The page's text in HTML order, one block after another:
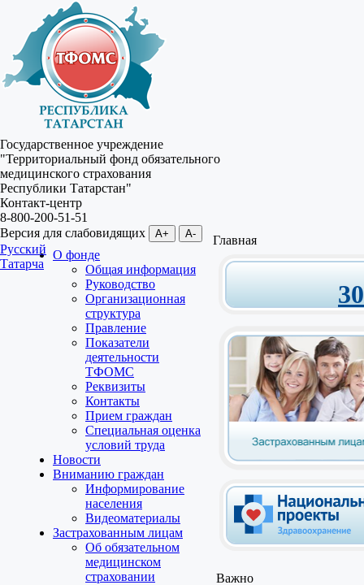
Государственное учреждение
"Территориальный фонд обязательного
медицинского страхования
Республики Татарстан"
Контакт-центр
8-800-200-51-51
Версия для слабовидящих
A+ A-
Русский
Татарча
О фонде
Общая информация
Руководство
Организационная
структура
Правление
Показатели
деятельности
ТФОМС
Реквизиты
Контакты
Прием граждан
Специальная оценка
условий труда
Новости
Вниманию граждан
Информирование
населения
Видеоматериалы
Застрахованным лицам
Об обязательном
медицинском
страховании
Главная
Важно